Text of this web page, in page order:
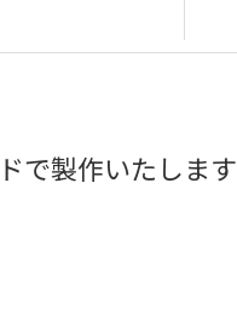
で製作いたします